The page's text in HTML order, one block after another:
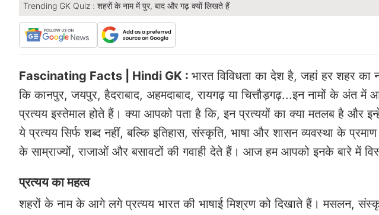
Trending GK Quiz : शहरों के नाम में पुर, बाद और गढ़ क्यों लिखते हैं
Fascinating Facts | Hindi GK : भारत विविधता का देश है, जहां हर शहर
कि कानपुर, जयपुर, हैदराबाद, अहमदाबाद, रायगढ़ या चित्तौड़गढ़...इन नामों के
प्रत्यय इस्तेमाल होते हैं। क्या आपको पता है कि, इन प्रत्ययों का क्या मतलब है और
ये ​प्रत्यय सिर्फ शब्द नहीं, बल्कि इतिहास, संस्कृति, भाषा और शासन व्यवस्था के
के साम्राज्यों, राजाओं और बसावटों की गवाही देते हैं। आज हम आपको इनके बारे में
प्रत्यय का महत्व
शहरों के नाम के आगे लगे प्रत्यय भारत की भाषाई मिश्रण को दिखाते हैं। मसलन,